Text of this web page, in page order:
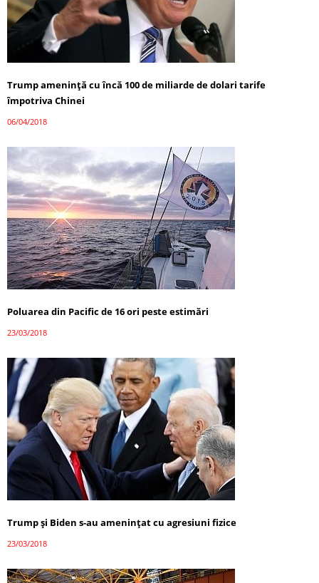
Trump amenință cu încă 100 de miliarde de dolari tarife
împotriva Chinei
06/04/2018
Poluarea din Pacific de 16 ori peste estimări
23/03/2018
Trump şi Biden s-au ameninţat cu agresiuni fizice
23/03/2018